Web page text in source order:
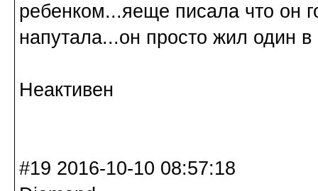
ребенком...яеще писала что он
напутала...он просто жил один
Неактивен
#19 2016-10-10 08:57:18